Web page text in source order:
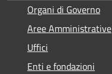
Organi di Governo
Aree Amministrative
Uffici
Enti e fondazioni